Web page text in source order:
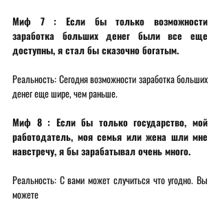
Миф 7 : Если бы только возможности
заработка больших денег были все еще
доступны, я стал бы сказочно богатым.
Реальность: Сегодня возможности заработка больших
денег еще шире, чем раньше.
Миф 8 : Если бы только государство, мой
работодатель, моя семья или жена шли мне
навстречу, я бы зарабатывал очень много.
Реальность: С вами может случиться что угодно. Вы
можете